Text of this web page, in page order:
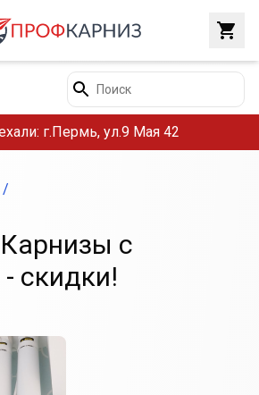
Поиск
г.Пермь, ул.9 Мая 42
с
скидки!